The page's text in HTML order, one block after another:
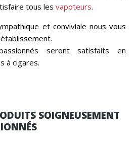
tous lesvapoteurs.
et conviviale nous vous
seront satisfaits en
à cigares.
SOIGNEUSEMENT